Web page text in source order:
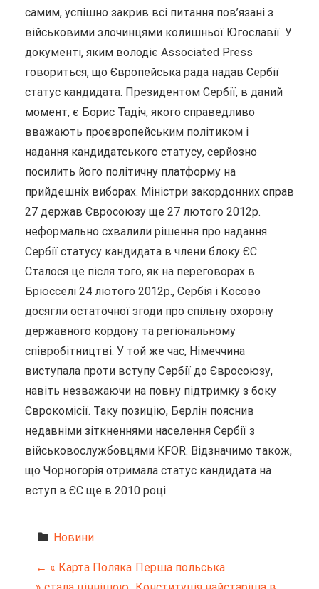
самим, успішно закрив всі питання пов’язані з
військовими злочинцями колишньої Югославії. У
документі, яким володіє Associated Press
говориться, що Європейська рада надав Сербії
статус кандидата. Президентом Сербії, в даний
момент, є Борис Тадіч, якого справедливо
вважають проєвропейським політиком і
надання кандидатського статусу, серйозно
посилить його політичну платформу на
прийдешніх виборах. Міністри закордонних справ
27 держав Євросоюзу ще 27 лютого 2012р.
неформально схвалили рішення про надання
Сербії статусу кандидата в члени блоку ЄС.
Сталося це після того, як на переговорах в
Брюсселі 24 лютого 2012р., Сербія і Косово
досягли остаточної згоди про спільну охорону
державного кордону та регіональному
співробітництві. У той же час, Німеччина
виступала проти вступу Сербії до Євросоюзу,
навіть незважаючи на повну підтримку з боку
Єврокомісії. Таку позицію, Берлін пояснив
недавніми зіткненнями населення Сербії з
військовослужбовцями KFOR. Відзначимо також,
що Чорногорія отримала статус кандидата на
вступ в ЄС ще в 2010 році.
Новини
Н
← « Карта Поляка Перша польська